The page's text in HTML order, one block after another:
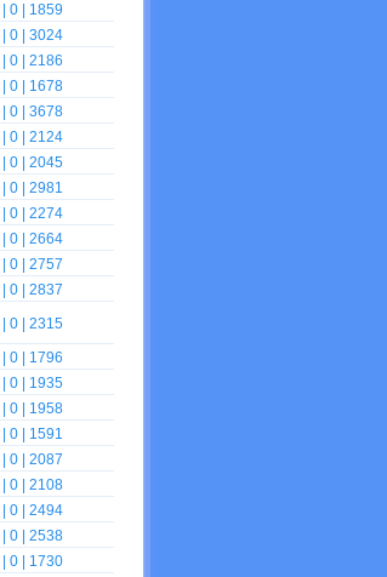
| 0 | 1859
| 0 | 3024
| 0 | 2186
| 0 | 1678
| 0 | 3678
| 0 | 2124
| 0 | 2045
| 0 | 2981
| 0 | 2274
| 0 | 2664
| 0 | 2757
| 0 | 2837
| 0 | 2315
| 0 | 1796
| 0 | 1935
| 0 | 1958
| 0 | 1591
| 0 | 2087
| 0 | 2108
| 0 | 2494
| 0 | 2538
| 0 | 1730